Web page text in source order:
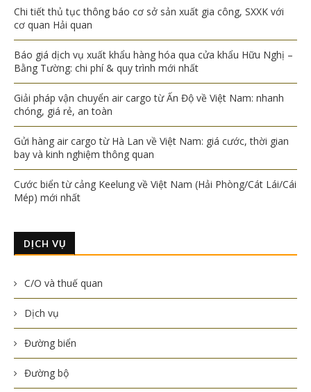
Chi tiết thủ tục thông báo cơ sở sản xuất gia công, SXXK với
cơ quan Hải quan
Báo giá dịch vụ xuất khẩu hàng hóa qua cửa khẩu Hữu Nghị –
Bằng Tường: chi phí & quy trình mới nhất
Giải pháp vận chuyển air cargo từ Ấn Độ về Việt Nam: nhanh
chóng, giá rẻ, an toàn
Gửi hàng air cargo từ Hà Lan về Việt Nam: giá cước, thời gian
bay và kinh nghiệm thông quan
Cước biển từ cảng Keelung về Việt Nam (Hải Phòng/Cát Lái/Cái
Mép) mới nhất
DỊCH VỤ
C/O và thuế quan
Dịch vụ
Đường biển
Đường bộ